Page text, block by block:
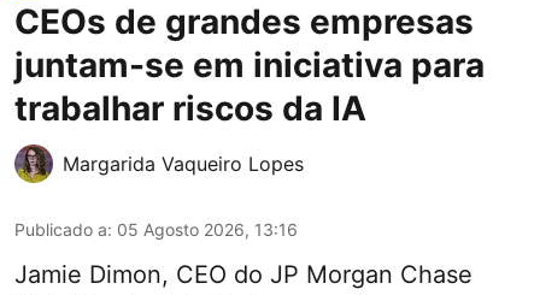
CEOs de grandes empresas
juntam-se em iniciativa para
trabalhar riscos da IA
Margarida Vaqueiro Lopes
Publicado a: 05 Agosto 2026, 13:16
Jamie Dimon, CEO do JP Morgan Chase